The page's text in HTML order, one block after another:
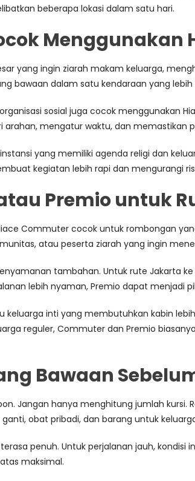
beberapa lokasi dalam satu hari.
Menggunakan
yang ingin ziarah makam keluarga,
bawaan dalam satu kendaraan yang lebih
sosial juga cocok menggunakan
mengatur waktu, dan memastikan
yang memiliki agenda religi dan
kegiatan lebih rapi dan mengurangi
Premio untuk
Commuter cocok untuk rombongan
atau peserta ziarah yang ingin
tambahan. Untuk rute Jakarta
lebih nyaman, Premio dapat menjadi
inti yang membutuhkan kabin
reguler, Commuter dan Premio
Bawaan
Jangan hanya menghitung jumlah kursi.
obat pribadi, dan barang untuk
penuh. Untuk perjalanan jauh,
maksimal.